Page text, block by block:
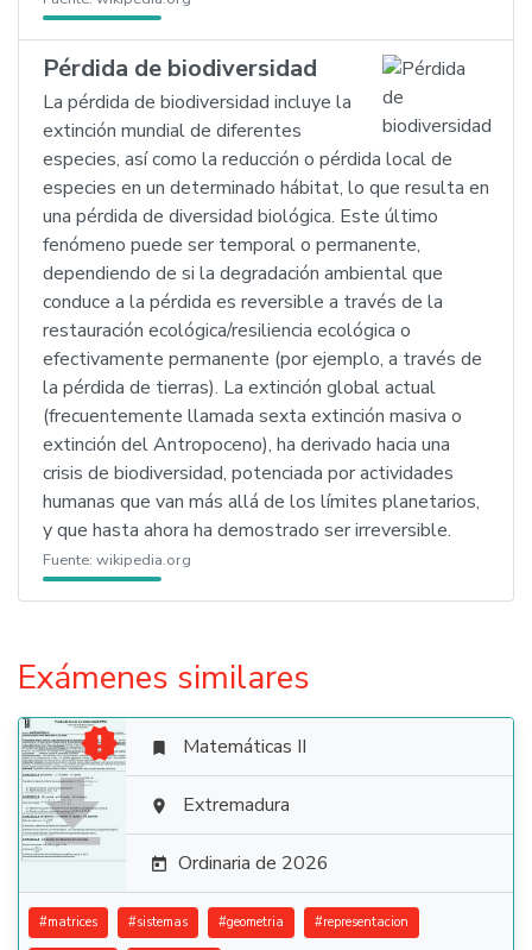
Pérdida de biodiversidad
La pérdida de biodiversidad incluye la
extinción mundial de diferentes
especies, así como la reducción o pérdida local de
especies en un determinado hábitat, lo que resulta en
una pérdida de diversidad biológica. Este último
fenómeno puede ser temporal o permanente,
dependiendo de si la degradación ambiental que
conduce a la pérdida es reversible a través de la
restauración ecológica/resiliencia ecológica o
efectivamente permanente (por ejemplo, a través de
la pérdida de tierras). La extinción global actual
(frecuentemente llamada sexta extinción masiva o
extinción del Antropoceno), ha derivado hacia una
crisis de biodiversidad, potenciada por actividades
humanas que van más allá de los límites planetarios,
y que hasta ahora ha demostrado ser irreversible.
Fuente: wikipedia.org
Exámenes similares

  Matemáticas II
 Extremadura
 Ordinaria de 2026
#matrices #sistemas #geometria #representacion